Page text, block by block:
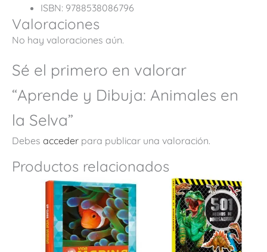
ISBN: 9788538086796
Valoraciones
No hay valoraciones aún.
Sé el primero en valorar
“Aprende y Dibuja: Animales en
la Selva”
Debes acceder para publicar una valoración.
Productos relacionados